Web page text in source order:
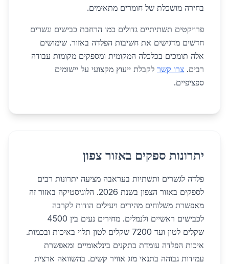
בחירה מושכלת של חומרים מתאימים.
פרויקטים תשתיתיים גדולים כמו הרחבת כבישים וגשרים
חדשים מדגישים את חשיבות הפלדה באזור. שימושים
אלה תומכים בכלכלה המקומית ומספקים מקומות עבודה
רבים. צרו קשר לקבלת ייעוץ מקצועי על יישומים
ספציפיים.
יתרונות ספקים באזור צפון
פלדה לגשרים ותשתיות בעראבה מציעה יתרונות רבים
לספקים באזור הצפון בשנת 2026. הלוגיסטיקה באזור זה
מאפשרת משלוחים מהירים ויעילים הודות לקרבה
לכבישים ראשיים ולנמלים. מחירים נעים בין 4500
שקלים לטון ועד 7200 שקלים לטון תלוי באיכות ובכמות.
איכות הפלדה עומדת בתקנים בינלאומיים ומאפשרת
עמידות גבוהה בתנאי מזג אוויר קשים. בהשוואה ארצית